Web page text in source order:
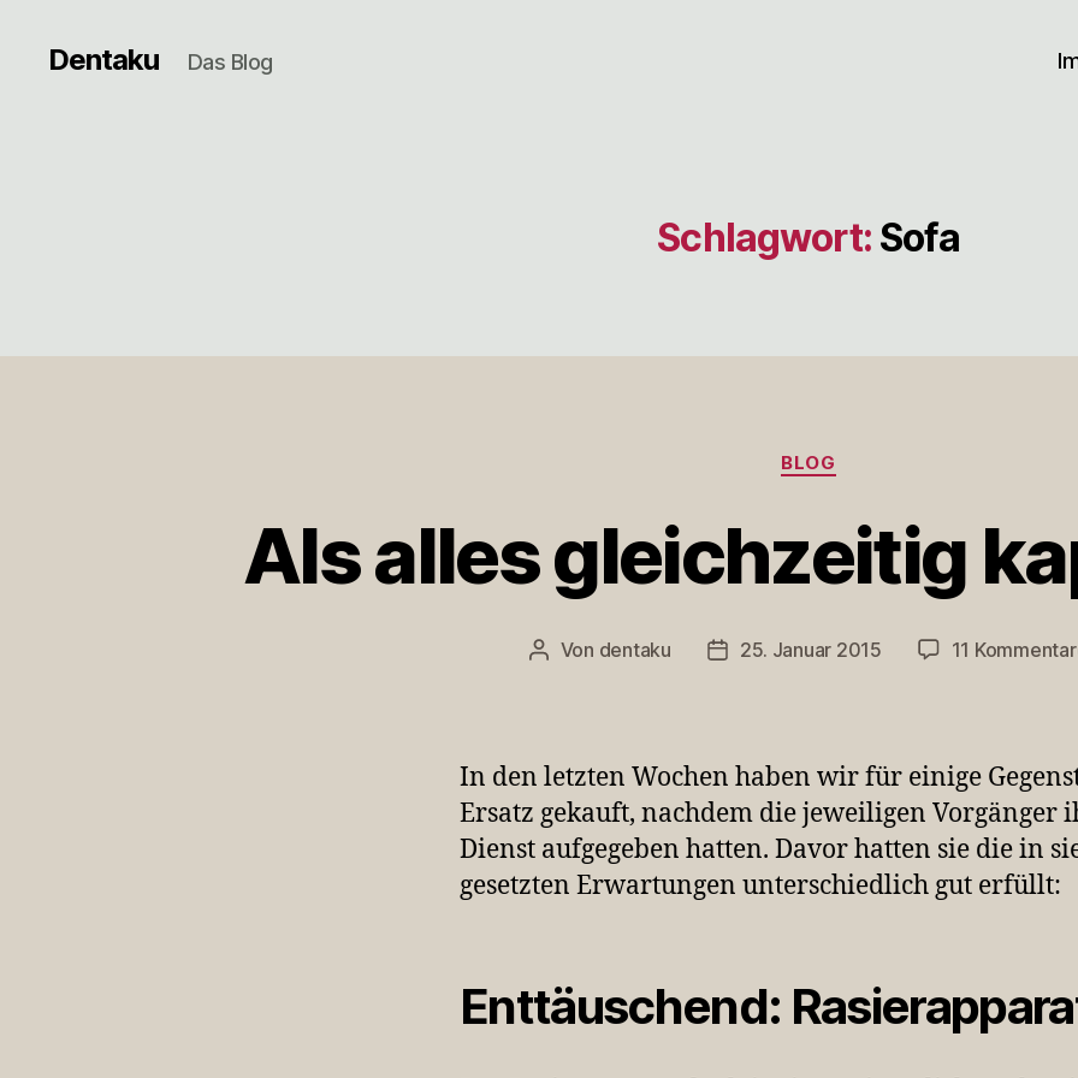
Dentaku Das Blog
Schlagwort: Sofa
Kategorien
BLOG
Als alles gleichzeitig
Beitragsautor
Von dentaku Veröffentlichungsdatum
25. Januar 2015 11
In den letzten Wochen haben wir für einige
Ersatz gekauft, nachdem die jeweiligen Vorgänger
Dienst aufgegeben hatten. Davor hatten sie die in
gesetzten Erwartungen unterschiedlich gut erfüllt:
Enttäuschend: